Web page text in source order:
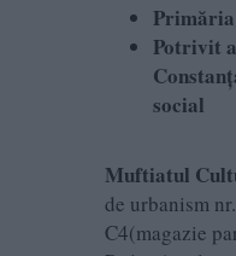
Potrivit
social
Muftiatul
de urbanism
C4(magazie